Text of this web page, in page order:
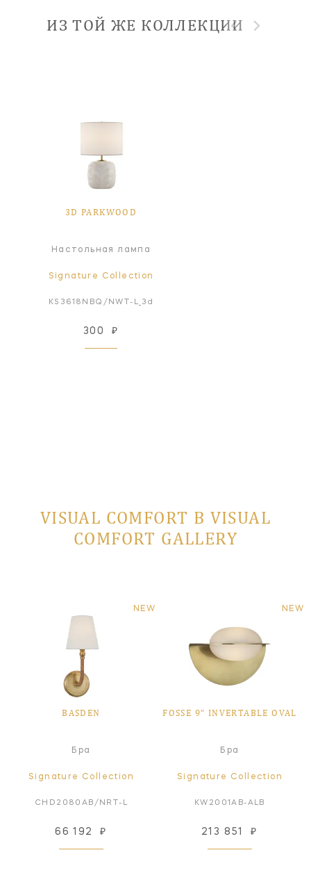
ИЗ ТОЙ ЖЕ КОЛЛЕКЦИИ
3D PARKWOOD
Настольная лампа
Signature Collection
KS3618NBQ/NWT-L_3d
300 ₽
VISUAL COMFORT В VISUAL
COMFORT GALLERY
NEW
BASDEN
Бра
Signature Collection
CHD2080AB/NRT-L
66 192 ₽
NEW
FOSSE 9" INVERTABLE OVAL
Бра
Signature Collection
KW2001AB-ALB
213 851 ₽